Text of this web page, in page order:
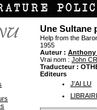
Une Sultane
Help from the
1955
Auteur : Anthony
Vrai nom : John
Traducteur :
Editeurs
J'AI LU